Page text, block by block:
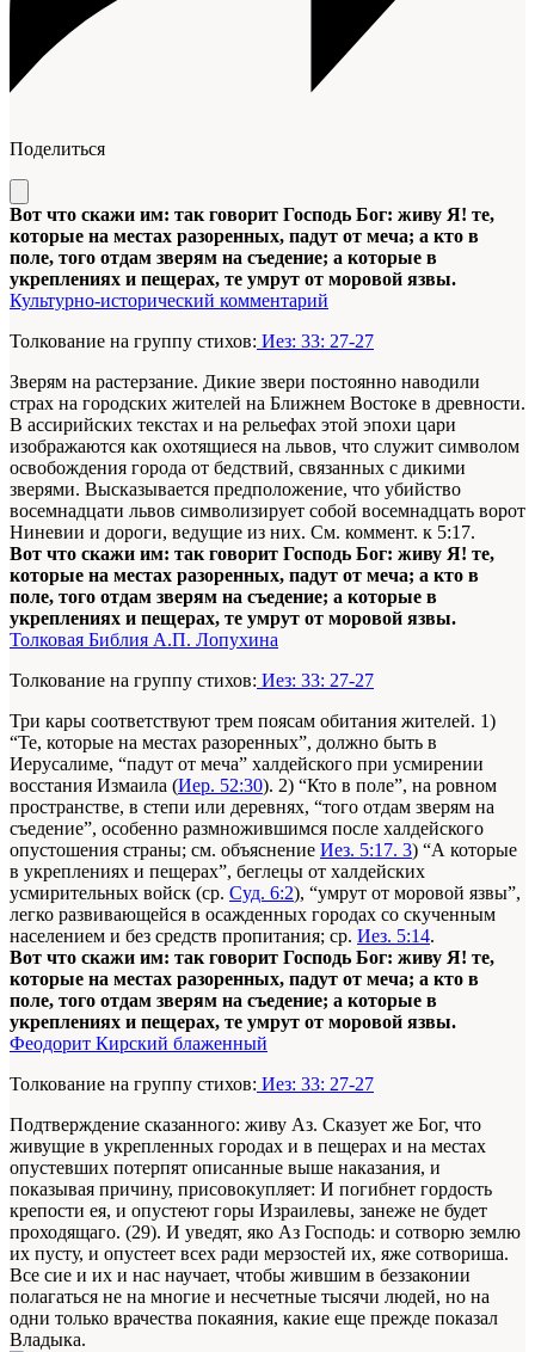
Поделиться
Вот что скажи им: так говорит Господь Бог: живу Я! те,
которые на местах разоренных, падут от меча; а кто в
поле, того отдам зверям на съедение; а которые в
укреплениях и пещерах, те умрут от моровой язвы.
Культурно-исторический комментарий
Толкование на группу стихов: Иез: 33: 27-27
Зверям на растерзание. Дикие звери постоянно наводили
страх на городских жителей на Ближнем Востоке в древности.
В ассирийских текстах и на рельефах этой эпохи цари
изображаются как охотящиеся на львов, что служит символом
освобождения города от бедствий, связанных с дикими
зверями. Высказывается предположение, что убийство
восемнадцати львов символизирует собой восемнадцать ворот
Ниневии и дороги, ведущие из них. См. коммент. к 5:17.
Вот что скажи им: так говорит Господь Бог: живу Я! те,
которые на местах разоренных, падут от меча; а кто в
поле, того отдам зверям на съедение; а которые в
укреплениях и пещерах, те умрут от моровой язвы.
Толковая Библия А.П. Лопухина
Толкование на группу стихов: Иез: 33: 27-27
Три кары соответствуют трем поясам обитания жителей. 1)
“Те, которые на местах разоренных”, должно быть в
Иерусалиме, “падут от меча” халдейского при усмирении
восстания Измаила (Иер. 52:30). 2) “Кто в поле”, на ровном
пространстве, в степи или деревнях, “того отдам зверям на
съедение”, особенно размножившимся после халдейского
опустошения страны; см. объяснение Иез. 5:17. 3) “А которые
в укреплениях и пещерах”, беглецы от халдейских
усмирительных войск (ср. Суд. 6:2), “умрут от моровой язвы”,
легко развивающейся в осажденных городах со скученным
населением и без средств пропитания; ср. Иез. 5:14.
Вот что скажи им: так говорит Господь Бог: живу Я! те,
которые на местах разоренных, падут от меча; а кто в
поле, того отдам зверям на съедение; а которые в
укреплениях и пещерах, те умрут от моровой язвы.
Феодорит Кирский блаженный
Толкование на группу стихов: Иез: 33: 27-27
Подтверждение сказанного: живу Аз. Сказует же Бог, что
живущие в укрепленных городах и в пещерах и на местах
опустевших потерпят описанные выше наказания, и
показывая причину, присовокупляет: И погибнет гордость
крепости ея, и опустеют горы Израилевы, занеже не будет
проходящаго. (29). И уведят, яко Аз Господь: и сотворю землю
их пусту, и опустеет всех ради мерзостей их, яже сотвориша.
Все сие и их и нас научает, чтобы жившим в беззаконии
полагаться не на многие и несчетные тысячи людей, но на
одни только врачества покаяния, какие еще прежде показал
Владыка.